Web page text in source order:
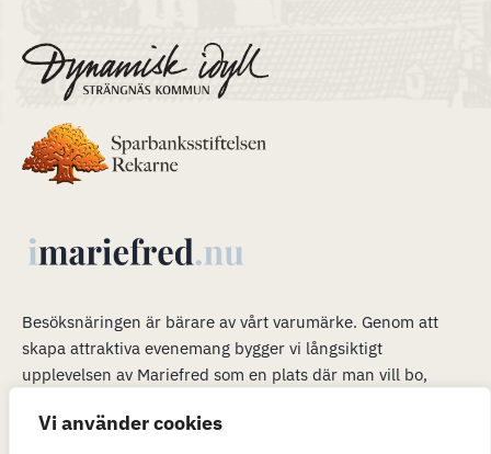
Vi använder cookies
Besöksnäringen är bärare av vårt varumärke. Genom att
skapa attraktiva evenemang bygger vi långsiktigt
upplevelsen av Mariefred som en plats där man vill bo,
bara ett trevligt besök. När många är i Mariefred kan vi